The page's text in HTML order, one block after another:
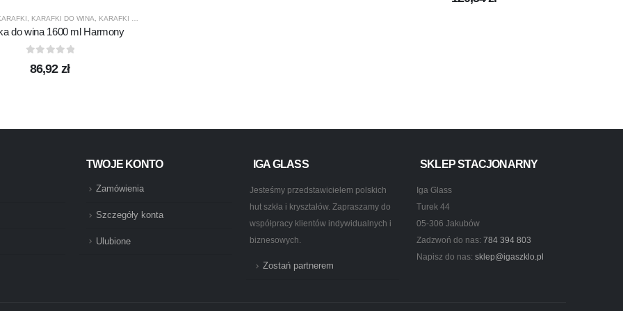
,PROMOCJE ,TERMISIL
KARAFKI DO WINA KARAFKI DO WODY
do wina 1600 ml Harmony
86,92 zł
TWOJE KONTO
Zamówienia
Szczegóły konta
Ulubione
IGA GLASS
Jesteśmy przedstawicielem polskich
hut szkła i kryształów. Zapraszamy do
współpracy klientów indywidualnych i
biznesowych.
Zostań partnerem
SKLEP STACJONARNY
Iga Glass
Turek 44
05-306 Jakubów
Zadzwoń do nas: 784 394 803
Napisz do nas: sklep@igaszklo.pl